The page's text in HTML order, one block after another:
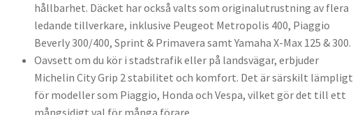
hållbarhet. Däcket har också valts som originalutrustning av flera
ledande tillverkare, inklusive Peugeot Metropolis 400, Piaggio
Beverly 300/400, Sprint & Primavera samt Yamaha X-Max 125 & 300.
Oavsett om du kör i stadstrafik eller på landsvägar, erbjuder
Michelin City Grip 2 stabilitet och komfort. Det är särskilt lämpligt
för modeller som Piaggio, Honda och Vespa, vilket gör det till ett